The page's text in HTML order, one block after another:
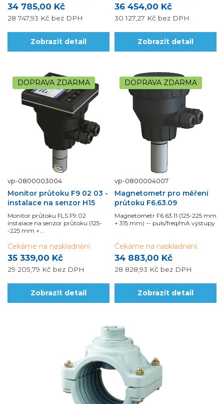
34 785,00 Kč
28 747,93 Kč bez DPH
Zobrazit detail
36 454,00 Kč
30 127,27 Kč bez DPH
Zobrazit detail
DOPRAVA ZDARMA
vp-0800003004
Monitor průtoku F9 02 03 -
instalace na senzor H15
Monitor průtoku FLS F9.02
instalace na senzor průtoku (125-
-225 mm +...
35 339,00 Kč
29 205,79 Kč bez DPH
Čekáme na naskladnění
Zobrazit detail
DOPRAVA ZDARMA
vp-0800004007
Magnetometr pro měření
průtoku F6.63.09
Magnetometr F6.63.11 (125-225 mm
+ 315 mm) -- puls/freq/mA výstupy
34 883,00 Kč
28 828,93 Kč bez DPH
Čekáme na naskladnění
Zobrazit detail